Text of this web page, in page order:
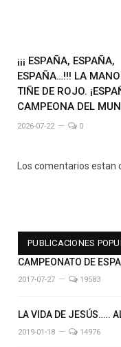
¡¡¡ ESPAÑA, ESPAÑA,
ESPAÑA…!!! LA
TIÑE DE ROJO.
CAMPEONA DEL
2026-07-22 0
Los comentarios estan
PUBLICACIONES
CAMPEONATO DE
2017-07-27 19583
LA VIDA DE JESÚS…..
2019-01-18 14976